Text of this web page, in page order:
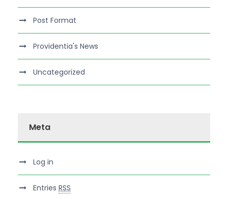
Post Format
Providentia's News
Uncategorized
Meta
Log in
Entries RSS